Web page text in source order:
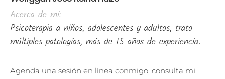
Acerca de mi:
Psicoterapia a niños, adolescentes y adultos, trato
múltiples patologías, más de 15 años de experiencia.
Agenda una sesión en línea conmigo, consulta mi